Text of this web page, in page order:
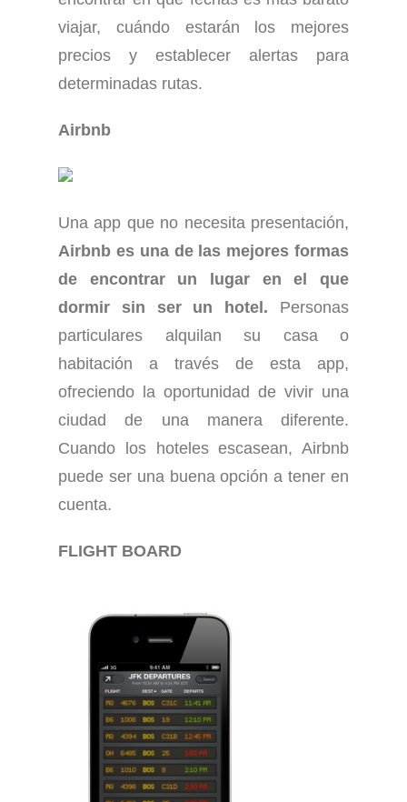
viajar, cuándo estarán los mejores
precios y establecer alertas para
determinadas rutas.
Airbnb
Una app que no necesita presentación,
Airbnb es una de las mejores formas
de encontrar un lugar en el que
dormir sin ser un hotel. Personas
particulares alquilan su casa o
habitación a través de esta app,
ofreciendo la oportunidad de vivir una
ciudad de una manera diferente.
Cuando los hoteles escasean, Airbnb
puede ser una buena opción a tener en
cuenta.
FLIGHT BOARD